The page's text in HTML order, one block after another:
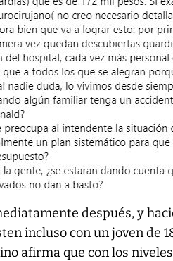
después, y
incluso con un joven de
afirma que con los